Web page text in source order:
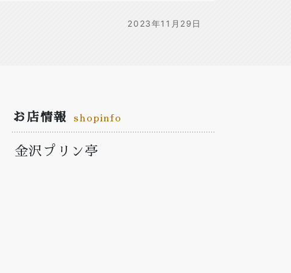
2023年11月29日
お店情報 shopinfo
金沢プリン亭